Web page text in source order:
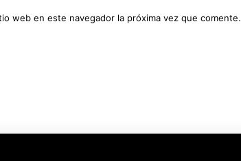
web en este navegador la próxima vez que comente.